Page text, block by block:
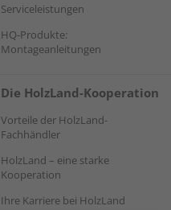
Serviceleistungen
HQ-Produkte:
Montageanleitungen
Die HolzLand-Kooperation
Vorteile der HolzLand-
Fachhändler
HolzLand – eine starke
Kooperation
Ihre Karriere bei HolzLand